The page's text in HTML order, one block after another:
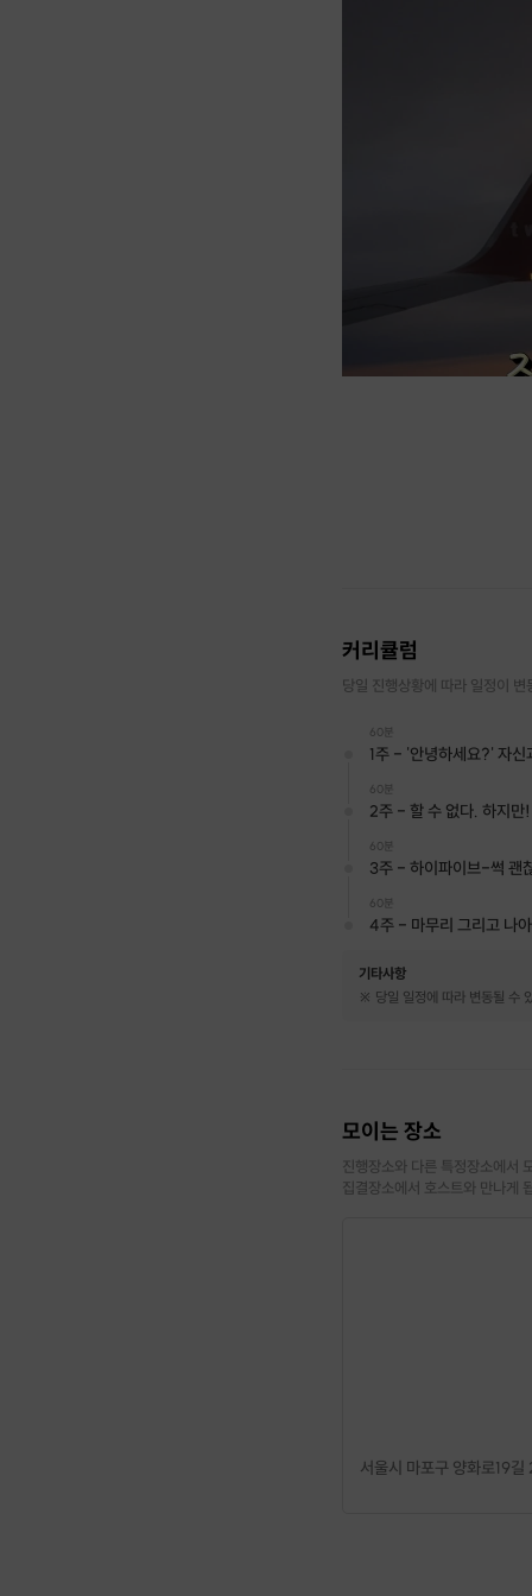
커리큘럼
당일 진행상황에 따라 일정이 변
60분
1주 - '안녕하세요?' 자신
60분
2주 - 할 수 없다. 하지만!
60분
3주 - 하이파이브-썩 괜
60분
4주 - 마무리 그리고 나
기타사항
※ 당일 일정에 따라 변동될 수
모이는 장소
진행장소와 다른 특정장소에서
집결장소에서 호스트와 만나게
서울시 마포구 양화로19